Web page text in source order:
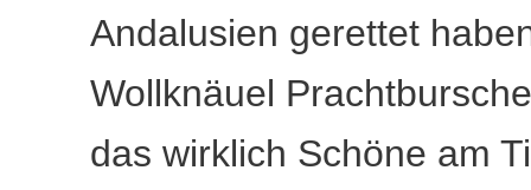
Andalusien gerettet
Wollknäuel
das wirklich Schöne am